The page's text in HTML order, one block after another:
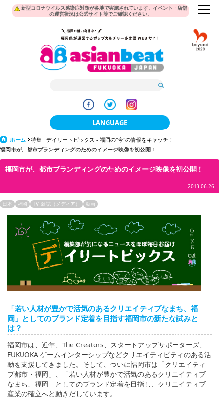
新型コロナウイルス感染症対策が各地で実施されています。イベント・店舗
の運営状況は公式サイト等でご確認ください。
LANGUAGE
日本語
한국어
繁體中文
ภาษาไทย
tiéng Viêt
Bahasa Indonesia
ホーム 特集
デイリートピックス - 福岡の"今"の情報をキャッチ！
福岡市が、都市ブランディングのためのイメージ映像を初公開！
福岡市が、都市ブランディングのためのイメージ映像を初公開！
2013.06.26
日本 福岡 TV･雑誌（メディア） 動画
「若い人材が豊かで活気のあるクリエイティブなまち、福
岡」としてのブランド定着を目指す福岡市の新たな試みと
は？
福岡市は、近年、The Creators、スタートアップサポーターズ、
FUKUOKA ゲームインターシップなどクリエイティビティのある活
動を支援してきました。そして、ついに福岡市は「クリエイティ
ブ都市・福岡」、「若い人材が豊かで活気のあるクリエイティブ
なまち、福岡」としてのブランド定着を目指し、クリエイティブ
産業の確立へと動きだしています。